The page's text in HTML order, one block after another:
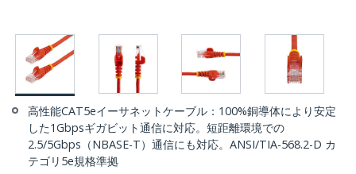
高性能CAT5eイーサネットケーブル：100%銅導体により安定
した1Gbpsギガビット通信に対応。短距離環境での
2.5/5Gbps（NBASE-T）通信にも対応。ANSI/TIA-568.2-D カ
テゴリ5e規格準拠